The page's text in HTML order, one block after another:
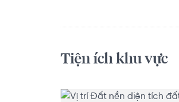
Tiện ích khu vực